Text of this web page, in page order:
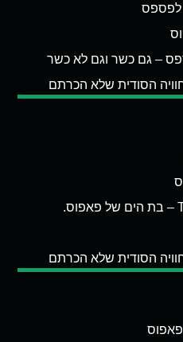
לפספס
– גם כשר וגם לא כשר
הסודית שלא הכרתם
הסודית שלא הכרתם